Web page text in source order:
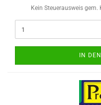
Kein Steuerausweis gem.
IN